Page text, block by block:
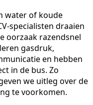
water of koude
specialisten draaien
oorzaak razendsnel
gasdruk,
en hebben
in de bus. Zo
we uitleg over de
te voorkomen.